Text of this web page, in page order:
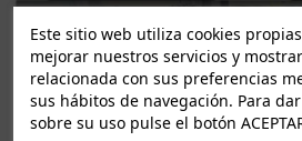
Este sitio web utiliza cookies
mejorar nuestros servicios y
relacionada con sus preferencias
sus hábitos de navegación. Para
sobre su uso pulse el botón